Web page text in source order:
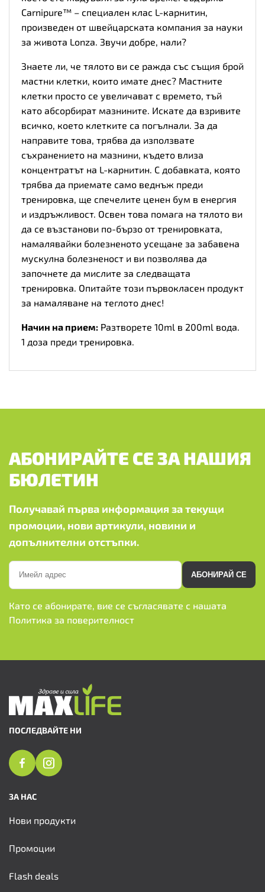
Carnipure™ – специален клас L-карнитин,
произведен от швейцарската компания за науки
за живота Lonza. Звучи добре, нали?
Знаете ли, че тялото ви се ражда със същия брой
мастни клетки, които имате днес? Мастните
клетки просто се увеличават с времето, тъй
като абсорбират мазнините. Искате да взривите
всичко, което клетките са погълнали. За да
направите това, трябва да използвате
съхранението на мазнини, където влиза
концентратът на L-карнитин. С добавката, която
трябва да приемате само веднъж преди
тренировка, ще спечелите ценен бум в енергия
и издръжливост. Освен това помага на тялото ви
да се възстанови по-бързо от тренировката,
намалявайки болезненото усещане за забавена
мускулна болезненост и ви позволява да
започнете да мислите за следващата
тренировка. Опитайте този първокласен продукт
за намаляване на теглото днес!
Начин на прием: Разтворете 10ml в 200ml вода.
1 доза преди тренировка.
АБОНИРАЙТЕ СЕ ЗА НАШИЯ
БЮЛЕТИН
Получавай първа информация за текущи
промоции, нови артикули, новини и
допълнителни отстъпки.
АБОНИРАЙ СЕ
Като се абонирате, вие се съгласявате с нашата
Политика за поверителност
ПОСЛЕДВАЙТЕ НИ
ЗА НАС
Нови продукти
Промоции
Flash deals